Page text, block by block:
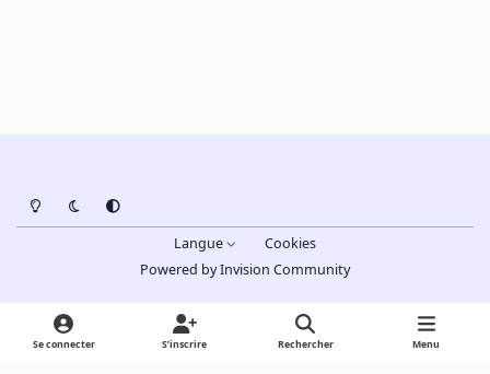
Light ModeDark ModeSystem Preference
Langue
Cookies
Powered byInvision Community
Se connecter S’inscrire Rechercher Menu